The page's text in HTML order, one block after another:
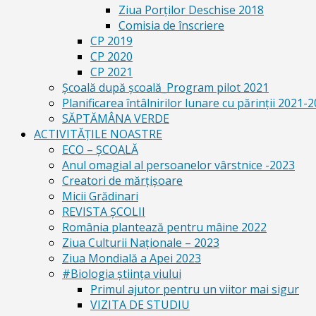
Ziua Porților Deschise 2018
Comisia de înscriere
CP 2019
CP 2020
CP 2021
Școală după școală_Program pilot 2021
Planificarea întâlnirilor lunare cu părinții 2021-
SĂPTĂMÂNA VERDE
ACTIVITĂȚILE NOASTRE
ECO – ŞCOALĂ
Anul omagial al persoanelor vârstnice -2023
Creatori de mărțișoare
Micii Grădinari
REVISTA ŞCOLII
România plantează pentru mâine 2022
Ziua Culturii Naționale – 2023
Ziua Mondială a Apei 2023
#Biologia știința viului
Primul ajutor pentru un viitor mai sigur
VIZITA DE STUDIU